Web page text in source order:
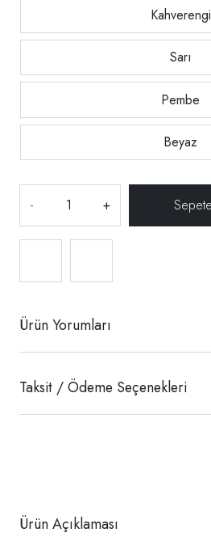
Kahverengi
Sarı
Pembe
Beyaz
- +
Ürün Yorumları
Taksit / Ödeme Seçenekleri
Ürün Açıklaması